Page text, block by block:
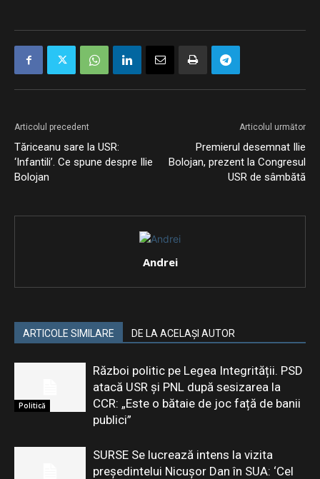
Articolul precedent
Tăriceanu sare la USR:
‘Infantili’. Ce spune despre Ilie
Bolojan
Articolul următor
Premierul desemnat Ilie
Bolojan, prezent la Congresul
USR de sâmbătă
Andrei
ARTICOLE SIMILARE DE LA ACELAȘI AUTOR
Politică
Război politic pe Legea Integrității. PSD
atacă USR și PNL după sesizarea la
CCR: „Este o bătaie de joc față de banii
publici”
SURSE Se lucrează intens la vizita
președintelui Nicușor Dan în SUA: ‘Cel